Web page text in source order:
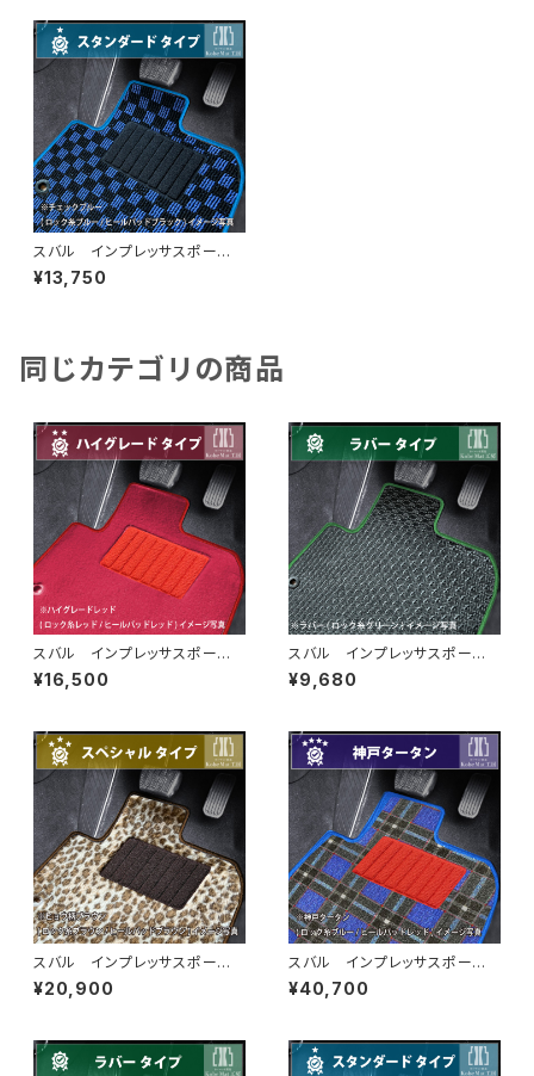
スバル インプレッサスポー
ツ H23/12〜R5/4 GP・GT
系 フロアマット一式 カーマッ
¥13,750
同じカテゴリの商品
スバル インプレッサスポー
ツ H23/12〜R5/4 GP・GT
系 フロアマット一式 カーマッ
¥16,500
スバル インプレッサスポー
ツ H23/12〜R5/4 GP・GT
系 フロアマット一式 カーマッ
¥9,680
スバル インプレッサスポー
ツ H23/12〜R5/4 GP・GT
系 フロアマット一式 カーマッ
¥20,900
スバル インプレッサスポー
ツ H23/12〜R5/4 GP・GT
系 フロアマット一式 カーマッ
¥40,700